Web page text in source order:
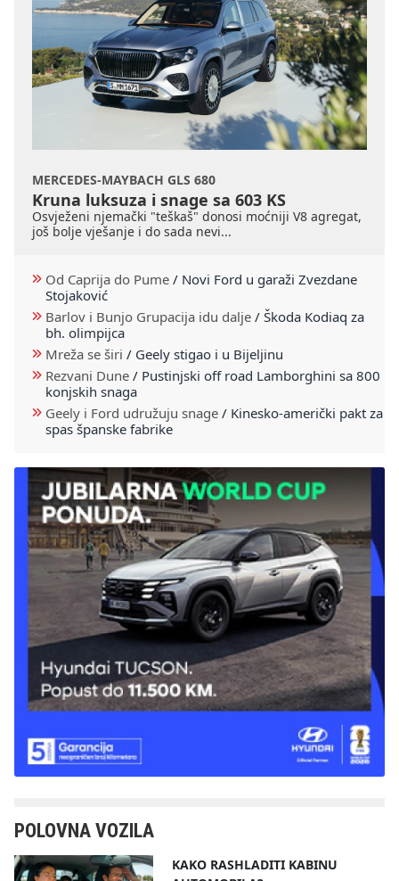
MERCEDES-MAYBACH GLS 680
Kruna luksuza i snage sa 603 KS
Osvježeni njemački "teškaš" donosi moćniji V8 agregat,
još bolje vješanje i do sada nevi...
Od Caprija do Pume / Novi Ford u garaži Zvezdane
Stojaković
Barlov i Bunjo Grupacija idu dalje / Škoda Kodiaq za
bh. olimpijca
Mreža se širi / Geely stigao i u Bijeljinu
Rezvani Dune / Pustinjski off road Lamborghini sa 800
konjskih snaga
Geely i Ford udružuju snage / Kinesko-američki pakt za
spas španske fabrike
POLOVNA VOZILA
KAKO RASHLADITI KABINU